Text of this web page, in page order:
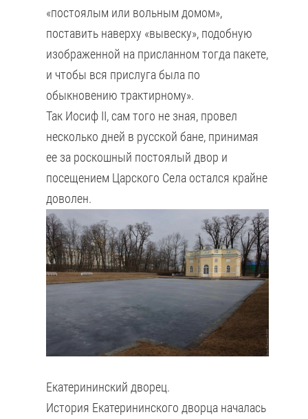
«постоялым или вольным домом»,
поставить наверху «вывеску», подобную
изображенной на присланном тогда пакете,
и чтобы вся прислуга была по
обыкновению трактирному».
Так Иосиф II, сам того не зная, провел
несколько дней в русской бане, принимая
ее за роскошный постоялый двор и
посещением Царского Села остался крайне
доволен.
Екатерининский дворец.
История Екатерининского дворца началась